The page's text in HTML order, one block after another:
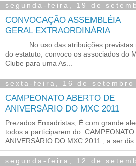
segunda-feira, 19 de
CONVOCAÇÃO ASSEMBLÉIA
GERAL EXTRAORDINÁRIA
No uso das atribuições previstas
do estatuto, convoco os associados do
Clube para uma As...
sexta-feira, 16 de setembro
CAMPEONATO ABERTO DE
ANIVERSÁRIO DO MXC 2011
Prezados Enxadristas, É com grande
todos a participarem do CAMPEONATO
ANIVERSÁRIO DO MXC 2011 , a ser
segunda-feira, 12 de